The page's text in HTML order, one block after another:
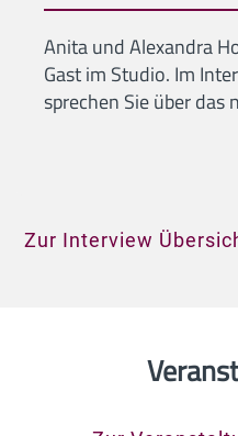
Anita und Alexandra
Gast im Studio. Im
sprechen Sie über das
Zur Interview